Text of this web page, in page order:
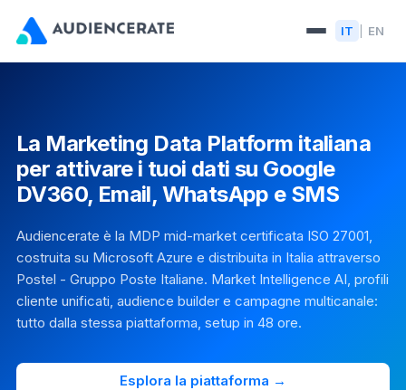
IT EN
La Marketing Data Platform italiana
per attivare i tuoi dati su Google
DV360, Email, WhatsApp e SMS
Audiencerate è la MDP mid-market certificata ISO 27001,
costruita su Microsoft Azure e distribuita in Italia attraverso
Postel - Gruppo Poste Italiane. Market Intelligence AI, profili
cliente unificati, audience builder e campagne multicanale:
tutto dalla stessa piattaforma, setup in 48 ore.
Esplora la piattaforma →